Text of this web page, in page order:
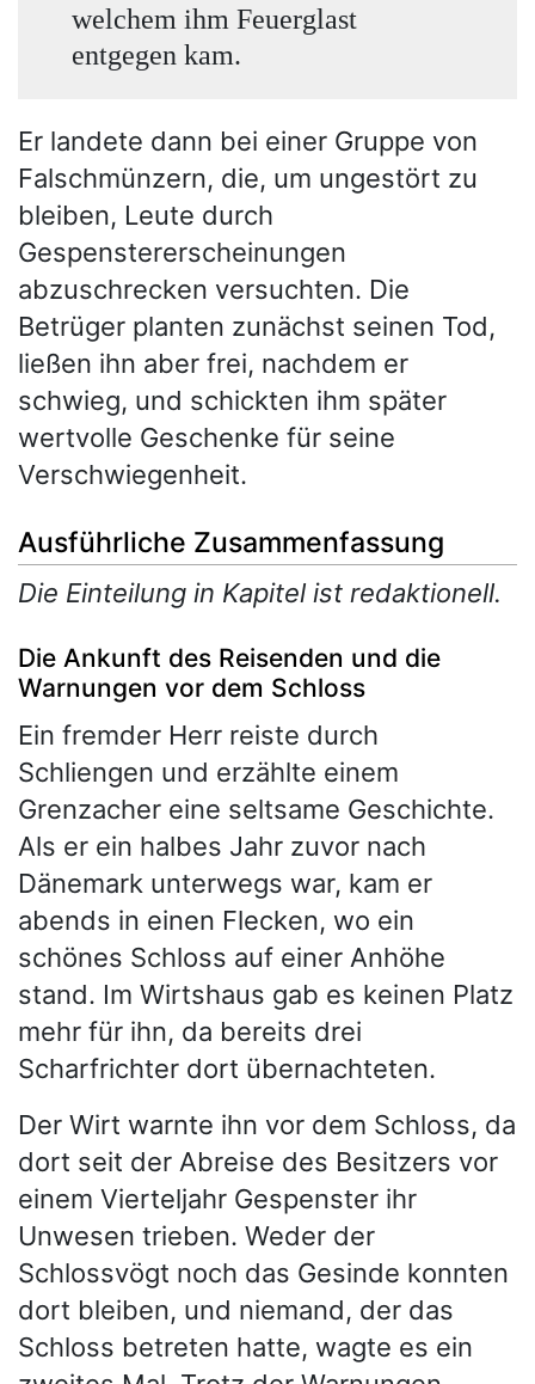
welchem ihm Feuerglast
entgegen kam.
Er landete dann bei einer Gruppe von
Falschmünzern, die, um ungestört zu
bleiben, Leute durch
Gespenstererscheinungen
abzuschrecken versuchten. Die
Betrüger planten zunächst seinen Tod,
ließen ihn aber frei, nachdem er
schwieg, und schickten ihm später
wertvolle Geschenke für seine
Verschwiegenheit.
Ausführliche Zusammenfassung
Die Einteilung in Kapitel ist redaktionell.
Die Ankunft des Reisenden und die
Warnungen vor dem Schloss
Ein fremder Herr reiste durch
Schliengen und erzählte einem
Grenzacher eine seltsame Geschichte.
Als er ein halbes Jahr zuvor nach
Dänemark unterwegs war, kam er
abends in einen Flecken, wo ein
schönes Schloss auf einer Anhöhe
stand. Im Wirtshaus gab es keinen Platz
mehr für ihn, da bereits drei
Scharfrichter dort übernachteten.
Der Wirt warnte ihn vor dem Schloss, da
dort seit der Abreise des Besitzers vor
einem Vierteljahr Gespenster ihr
Unwesen trieben. Weder der
Schlossvögt noch das Gesinde konnten
dort bleiben, und niemand, der das
Schloss betreten hatte, wagte es ein